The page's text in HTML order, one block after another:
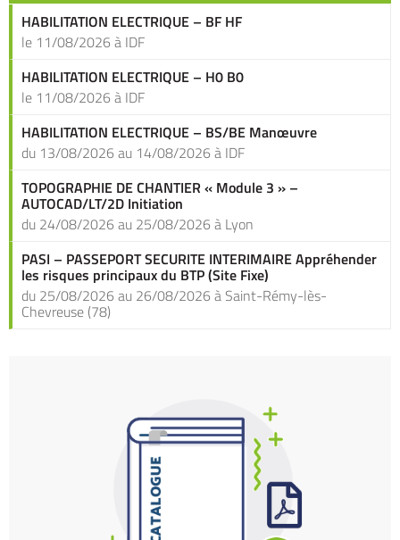
HABILITATION ELECTRIQUE – BF HF
le 11/08/2026 à IDF
HABILITATION ELECTRIQUE – H0 B0
le 11/08/2026 à IDF
HABILITATION ELECTRIQUE – BS/BE Manœuvre
du 13/08/2026 au 14/08/2026 à IDF
TOPOGRAPHIE DE CHANTIER « Module 3 » –
AUTOCAD/LT/2D Initiation
du 24/08/2026 au 25/08/2026 à Lyon
PASI – PASSEPORT SECURITE INTERIMAIRE Appréhender
les risques principaux du BTP (Site Fixe)
du 25/08/2026 au 26/08/2026 à Saint-Rémy-lès-
Chevreuse (78)